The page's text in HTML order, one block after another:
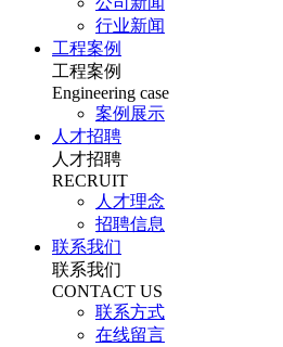
行业新闻
工程案例
工程案例
Engineering case
案例展示
人才招聘
人才招聘
RECRUIT
人才理念
招聘信息
联系我们
联系我们
CONTACT US
联系方式
在线留言